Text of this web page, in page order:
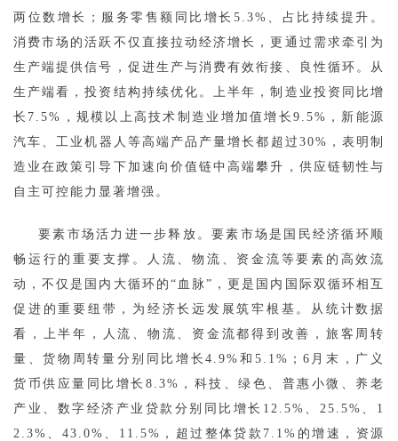
两位数增长；服务零售额同比增长5.3%、占比持续提升。
消费市场的活跃不仅直接拉动经济增长，更通过需求牵引为
生产端提供信号，促进生产与消费有效衔接、良性循环。从
生产端看，投资结构持续优化。上半年，制造业投资同比增
长7.5%，规模以上高技术制造业增加值增长9.5%，新能源
汽车、工业机器人等高端产品产量增长都超过30%，表明制
造业在政策引导下加速向价值链中高端攀升，供应链韧性与
自主可控能力显著增强。
要素市场活力进一步释放。要素市场是国民经济循环顺
畅运行的重要支撑。人流、物流、资金流等要素的高效流
动，不仅是国内大循环的“血脉”，更是国内国际双循环相互
促进的重要纽带，为经济长远发展筑牢根基。从统计数据
看，上半年，人流、物流、资金流都得到改善，旅客周转
量、货物周转量分别同比增长4.9%和5.1%；6月末，广义
货币供应量同比增长8.3%，科技、绿色、普惠小微、养老
产业、数字经济产业贷款分别同比增长12.5%、25.5%、1
2.3%、43.0%、11.5%，超过整体贷款7.1%的增速，资源